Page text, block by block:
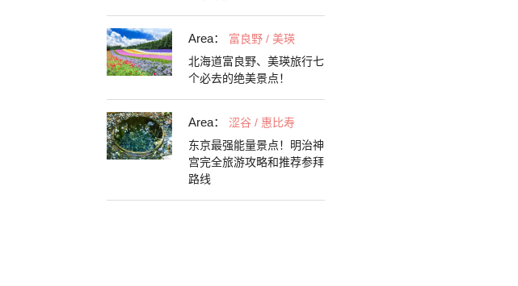
Area：
富良野 / 美瑛
北海道富良野、美瑛旅行七
个必去的绝美景点！
Area：
涩谷 / 惠比寿
东京最强能量景点！明治神
宫完全旅游攻略和推荐参拜
路线